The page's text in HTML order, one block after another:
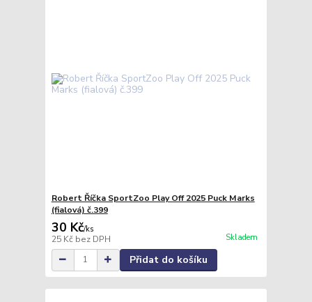
Robert Říčka SportZoo Play Off 2025 Puck Marks
(fialová) č.399
30 Kč/ks
25 Kč bez DPH Skladem
Přidat do košíku